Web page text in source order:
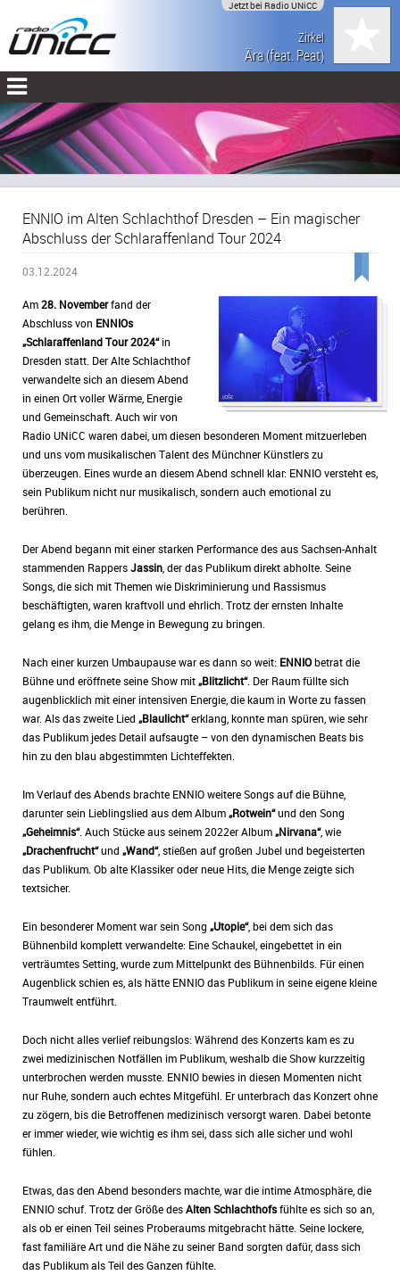
Jetzt bei Radio UNiCC
Zirkel
Ära (feat. Peat)
ENNIO im Alten Schlachthof Dresden – Ein magischer
Abschluss der Schlaraffenland Tour 2024
03.12.2024
Am28. Novemberfand der
Abschluss von ENNIOs
„Schlaraffenland Tour 2024“in
Dresden statt. Der Alte Schlachthof
verwandelte sich an diesem Abend
in einen Ort voller Wärme, Energie
und Gemeinschaft. Auch wir von
Radio UNiCC waren dabei, um diesen besonderen Moment mitzuerleben
und uns vom musikalischen Talent des Münchner Künstlers zu
überzeugen. Eines wurde an diesem Abend schnell klar: ENNIO versteht es,
sein Publikum nicht nur musikalisch, sondern auch emotional zu
berühren.
Der Abend begann mit einer starken Performance des aus Sachsen-Anhalt
stammenden RappersJassin , der das Publikum direkt abholte. Seine
Songs, die sich mit Themen wie Diskriminierung und Rassismus
beschäftigten, waren kraftvoll und ehrlich. Trotz der ernsten Inhalte
gelang es ihm, die Menge in Bewegung zu bringen.
Nach einer kurzen Umbaupause war es dann so weit: ENNIObetrat die
Bühne und eröffnete seine Show mit„Blitzlicht“. Der Raum füllte sich
augenblicklich mit einer intensiven Energie, die kaum in Worte zu fassen
war. Als das zweite Lied „Blaulicht“erklang, konnte man spüren, wie sehr
das Publikum jedes Detail aufsaugte – von den dynamischen Beats bis
hin zu den blau abgestimmten Lichteffekten.
Im Verlauf des Abends brachte ENNIO weitere Songs auf die Bühne,
darunter sein Lieblingslied aus dem Album„Rotwein“und den Song
„Geheimnis“. Auch Stücke aus seinem 2022er Album„Nirvana“, wie
„Drachenfrucht“und „Wand“, stießen auf großen Jubel und begeisterten
das Publikum. Ob alte Klassiker oder neue Hits, die Menge zeigte sich
textsicher.
Ein besonderer Moment war sein Song „Utopie“, bei dem sich das
Bühnenbild komplett verwandelte: Eine Schaukel, eingebettet in ein
verträumtes Setting, wurde zum Mittelpunkt des Bühnenbilds. Für einen
Augenblick schien es, als hätte ENNIO das Publikum in seine eigene kleine
Traumwelt entführt.
Doch nicht alles verlief reibungslos: Während des Konzerts kam es zu
zwei medizinischen Notfällen im Publikum, weshalb die Show kurzzeitig
unterbrochen werden musste. ENNIO bewies in diesen Momenten nicht
nur Ruhe, sondern auch echtes Mitgefühl. Er unterbrach das Konzert ohne
zu zögern, bis die Betroffenen medizinisch versorgt waren. Dabei betonte
er immer wieder, wie wichtig es ihm sei, dass sich alle sicher und wohl
fühlen.
Etwas, das den Abend besonders machte, war die intime Atmosphäre, die
ENNIO schuf. Trotz der Größe desAlten Schlachthofsfühlte es sich so an,
als ob er einen Teil seines Proberaums mitgebracht hätte. Seine lockere,
fast familiäre Art und die Nähe zu seiner Band sorgten dafür, dass sich
das Publikum als Teil des Ganzen fühlte.